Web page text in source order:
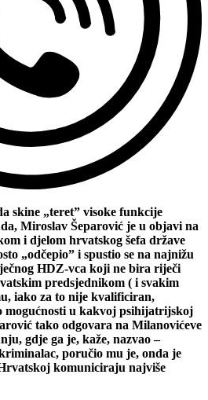
skine „teret” visoke funkcije
Miroslav Šeparović je u objavi na
i djelom hrvatskog šefa države
„odčepio” i spustio se na najnižu
HDZ-vca koji ne bira riječi
predsjednikom ( i svakim
iako za to nije kvalificiran,
mogućnosti u kakvoj psihijatrijskoj
tako odgovara na Milanovićeve
gdje ga je, kaže, nazvao –
poručio mu je, onda je
komuniciraju najviše